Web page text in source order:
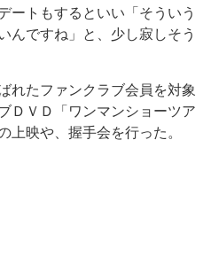
ートもするといい「そういう
んですね」と、少し寂しそう
れたファンクラブ会員を対象
ＤＶＤ「ワンマンショーツア
上映や、握手会を行った。